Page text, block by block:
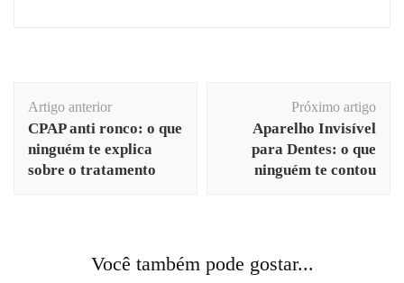
de
post
Artigo anterior
CPAP anti ronco: o que
ninguém te explica
sobre o tratamento
Próximo artigo
Aparelho Invisível
para Dentes: o que
ninguém te contou
Você também pode gostar...